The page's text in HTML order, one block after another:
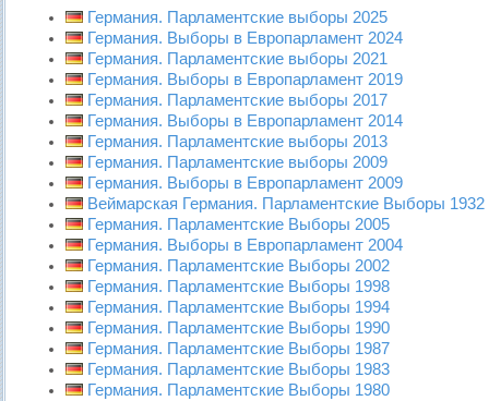
Германия. Парламентские выборы 2025
Германия. Выборы в Европарламент 2024
Германия. Парламентские выборы 2021
Германия. Выборы в Европарламент 2019
Германия. Парламентские выборы 2017
Германия. Выборы в Европарламент 2014
Германия. Парламентские выборы 2013
Германия. Парламентские выборы 2009
Германия. Выборы в Европарламент 2009
Веймарская Германия. Парламентские Выборы
Германия. Парламентские Выборы 2005
Германия. Выборы в Европарламент 2004
Германия. Парламентские Выборы 2002
Германия. Парламентские Выборы 1998
Германия. Парламентские Выборы 1994
Германия. Парламентские Выборы 1990
Германия. Парламентские Выборы 1987
Германия. Парламентские Выборы 1983
Германия. Парламентские Выборы 1980